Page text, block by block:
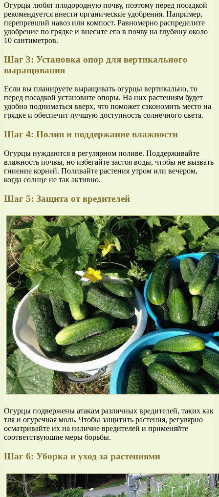
Огурцы любят плодородную почву, поэтому перед посадкой
рекомендуется внести органические удобрения. Например,
перепревший навоз или компост. Равномерно распределите
удобрение по грядке и внесите его в почву на глубину около
10 сантиметров.
Шаг 3: Установка опор для вертикального
выращивания
Если вы планируете выращивать огурцы вертикально, то
перед посадкой установите опоры. На них растениям будет
удобно подниматься вверх, что поможет сэкономить место на
грядке и обеспечит лучшую доступность солнечного света.
Шаг 4: Полив и поддержание влажности
Огурцы нуждаются в регулярном поливе. Поддерживайте
влажность почвы, но избегайте застоя воды, чтобы не вызвать
гниение корней. Поливайте растения утром или вечером,
когда солнце не так активно.
Шаг 5: Защита от вредителей
Огурцы подвержены атакам различных вредителей, таких как
тля и огуречная моль. Чтобы защитить растения, регулярно
осматривайте их на наличие вредителей и применяйте
соответствующие меры борьбы.
Шаг 6: Уборка и уход за растениями